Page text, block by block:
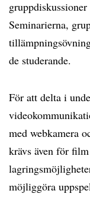
Seminarierna,
de studerande.
För att delta i
med webkamera
krävs även för
möjliggöra